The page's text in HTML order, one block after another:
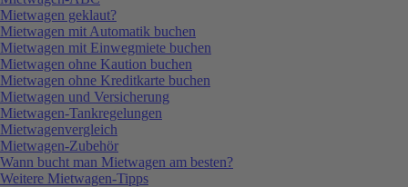
Mietwagen geklaut?
Mietwagen mit Automatik buchen
Mietwagen mit Einwegmiete buchen
Mietwagen ohne Kaution buchen
Mietwagen ohne Kreditkarte buchen
Mietwagen und Versicherung
Mietwagen-Tankregelungen
Mietwagenvergleich
Mietwagen-Zubehör
Wann bucht man Mietwagen am besten?
Weitere Mietwagen-Tipps